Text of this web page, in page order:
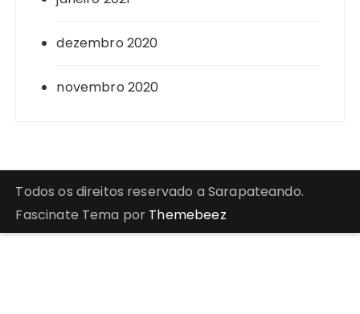
dezembro 2020
novembro 2020
Todos os direitos reservado a Sarapateando.
Fascinate Tema por Themebeez